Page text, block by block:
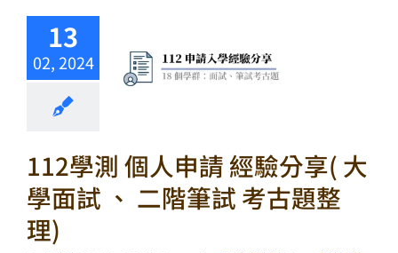
13
02, 2024
112學測 個人申請 經驗分享( 大
學面試 、 二階筆試 考古題整
理)